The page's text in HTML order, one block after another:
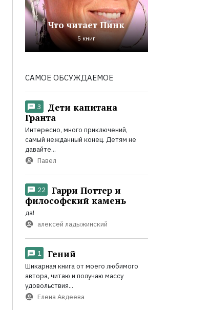
Что читает Пинк
5 книг
САМОЕ ОБСУЖДАЕМОЕ
3
Дети капитана
Гранта
Интересно, много приключений,
самый нежданный конец. Детям не
давайте...
Павел
22
Гарри Поттер и
философский камень
да!
алексей ладыжинский
1 Гений
Шикарная книга от моего любимого
автора, читаю и получаю массу
удовольствия...
Елена Авдеева